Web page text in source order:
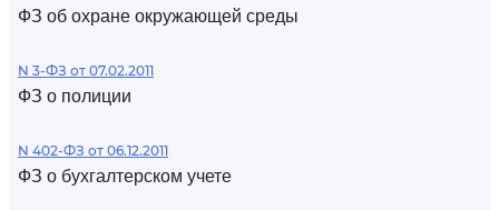
ФЗ об охране окружающей среды
N 3-ФЗ от 07.02.2011
ФЗ о полиции
N 402-ФЗ от 06.12.2011
ФЗ о бухгалтерском учете